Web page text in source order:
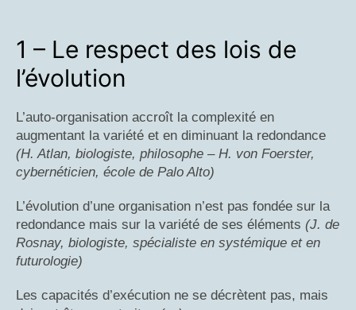
1 – Le respect des lois de
l’évolution
L’auto-organisation accroît la complexité en
augmentant la variété et en diminuant la redondance
(H. Atlan, biologiste, philosophe – H. von Foerster,
cybernéticien, école de Palo Alto)
L’évolution d’une organisation n’est pas fondée sur la
redondance mais sur la variété de ses éléments (J. de
Rosnay, biologiste, spécialiste en systémique et en
futurologie)
Les capacités d’exécution ne se décrètent pas, mais